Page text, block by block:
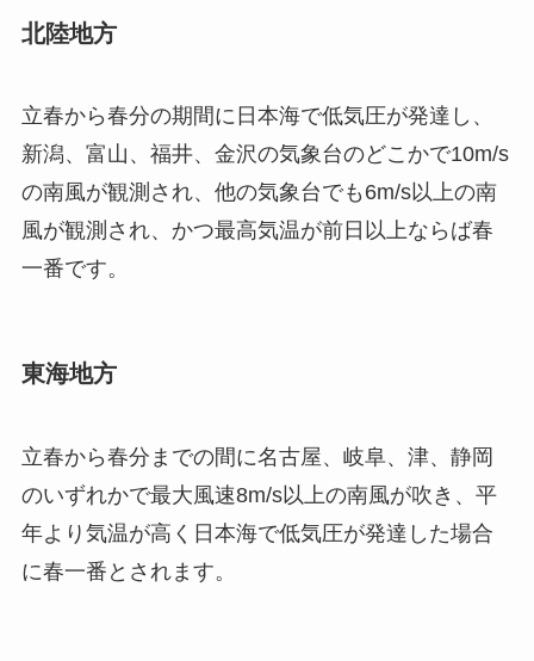
北陸地方
立春から春分の期間に日本海で低気圧が発達し、
新潟、富山、福井、金沢の気象台のどこかで10m/s
の南風が観測され、他の気象台でも6m/s以上の南
風が観測され、かつ最高気温が前日以上ならば春
一番です。
東海地方
立春から春分までの間に名古屋、岐阜、津、静岡
のいずれかで最大風速8m/s以上の南風が吹き、平
年より気温が高く日本海で低気圧が発達した場合
に春一番とされます。